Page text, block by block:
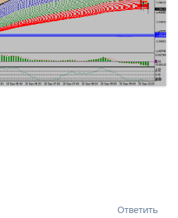
Ответить